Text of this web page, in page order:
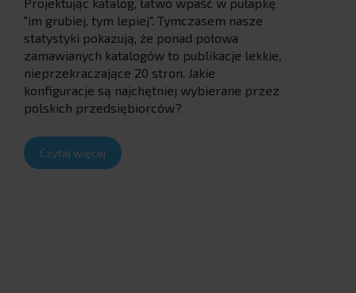
"im grubiej, tym lepiej". Tymczasem nasze
statystyki pokazują, że ponad połowa
zamawianych katalogów to publikacje lekkie,
nieprzekraczające 20 stron. Jakie
konfiguracje są najchętniej wybierane przez
polskich przedsiębiorców?
Czytaj więcej